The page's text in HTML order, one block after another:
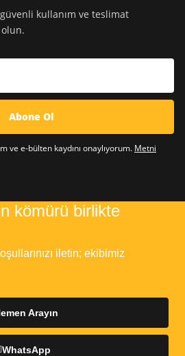
kullanım ve teslimat
Abone Ol
ve e-bülten kaydını onaylıyorum. Metni
kömürü birlikte
iletin; ekibimiz
Arayın
WhatsApp